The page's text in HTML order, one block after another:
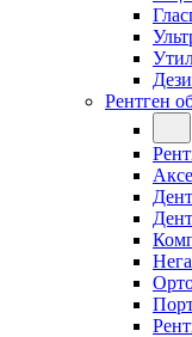
Рентген